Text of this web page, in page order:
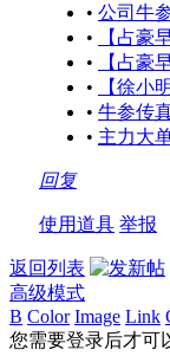
• 公司牛
•
【占豪
•
【占豪
•
【徐小
• 牛参传
• 主力大
回复
使用道具 举报
返回列表
高级模式
B Color Image Link
您需要登录后才可